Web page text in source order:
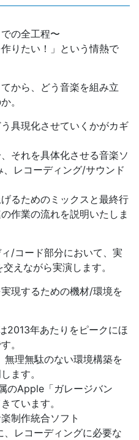
の全工程〜
りたい！」という情熱で
から、どう音楽を組み立
。
具現化させていくかがカギ
それを具体化させる音楽ソ
レコーディング/サウンド
るためのミックスと最終行
作業の流れを説明いたしま
/コード部分において、実
えながら実演します。
現するための機材/環境を
2013年あたりをピークにほ
。
無理無駄のない環境構築を
ます。
のApple「ガレージバン
ています。
制作統合ソフト
レコーディングに必要な